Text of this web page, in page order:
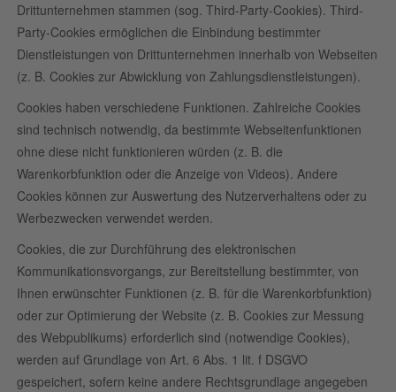
Drittunternehmen stammen (sog. Third-Party-Cookies). Third-
Party-Cookies ermöglichen die Einbindung bestimmter
Dienstleistungen von Drittunternehmen innerhalb von Webseiten
(z. B. Cookies zur Abwicklung von Zahlungsdienstleistungen).
Cookies haben verschiedene Funktionen. Zahlreiche Cookies
sind technisch notwendig, da bestimmte Webseitenfunktionen
ohne diese nicht funktionieren würden (z. B. die
Warenkorbfunktion oder die Anzeige von Videos). Andere
Cookies können zur Auswertung des Nutzerverhaltens oder zu
Werbezwecken verwendet werden.
Cookies, die zur Durchführung des elektronischen
Kommunikationsvorgangs, zur Bereitstellung bestimmter, von
Ihnen erwünschter Funktionen (z. B. für die Warenkorbfunktion)
oder zur Optimierung der Website (z. B. Cookies zur Messung
des Webpublikums) erforderlich sind (notwendige Cookies),
werden auf Grundlage von Art. 6 Abs. 1 lit. f DSGVO
gespeichert, sofern keine andere Rechtsgrundlage angegeben